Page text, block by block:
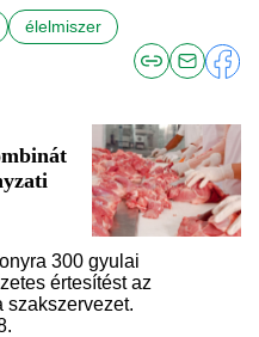
élelmiszer
300 gyulai
értesítést az
szakszervezet.